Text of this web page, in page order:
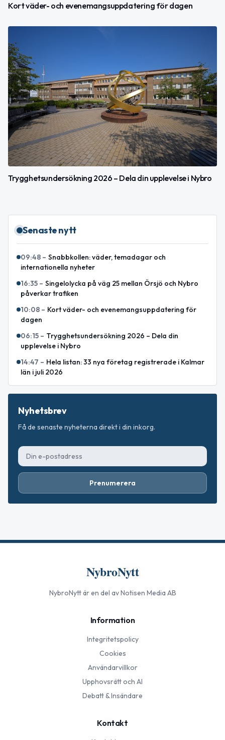
Kort väder- och evenemangsuppdatering för dagen
Trygghetsundersökning 2026 – Dela din upplevelse i Nybro
Senaste nytt
09:48 – Snabbkollen: väder, temadagar och
internationella nyheter
16:35 – Singelolycka på väg 25 mellan Örsjö och Nybro
påverkar trafiken
10:08 – Kort väder- och evenemangsuppdatering för
dagen
06:15 – Trygghetsundersökning 2026 – Dela din
upplevelse i Nybro
14:47 – Hela listan: 33 nya företag registrerade i Kalmar
län i juli 2026
Nyhetsbrev
Få de senaste nyheterna direkt i din inkorg.
Prenumerera
NybroNytt
NybroNyttär en del av Notisen Media AB
Information
Integritetspolicy
Cookies
Användarvillkor
Upphovsrätt och AI
Debatt & Insändare
Kontakt